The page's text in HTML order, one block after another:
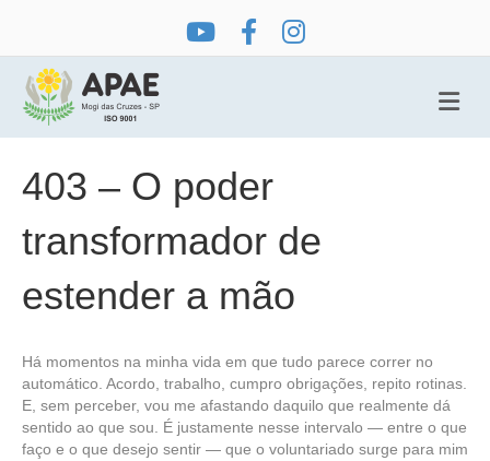
403 – O poder
transformador de
estender a mão
Há momentos na minha vida em que tudo parece correr no
automático. Acordo, trabalho, cumpro obrigações, repito rotinas.
E, sem perceber, vou me afastando daquilo que realmente dá
sentido ao que sou. É justamente nesse intervalo — entre o que
faço e o que desejo sentir — que o voluntariado surge para mim